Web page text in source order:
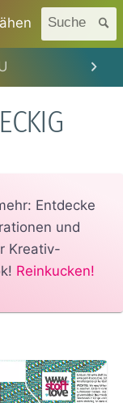
Suche
Entdecke
und
Kreativ-
Reinkucken!